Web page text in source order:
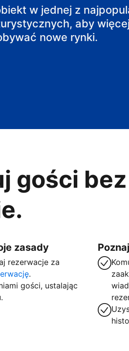
w jednej z
aby
nowe rynki.
gości
zasady
rezerwacje za
.
gości, ustalając